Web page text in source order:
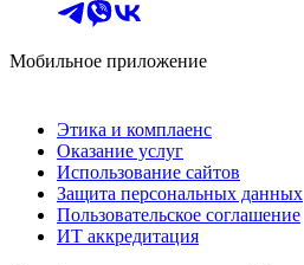
Мобильное приложение
Этика и комплаенс
Оказание услуг
Использование сайтов
Защита персональных данных
Пользовательское соглашение
ИТ аккредитация